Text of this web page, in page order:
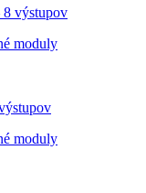
výstupov
moduly
moduly